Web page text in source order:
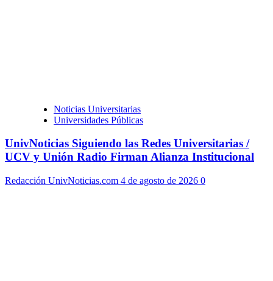
Noticias Universitarias
Universidades Públicas
UnivNoticias Siguiendo las Redes Universitarias /
UCV y Unión Radio Firman Alianza Institucional
Redacción UnivNoticias.com 4 de agosto de 2026 0